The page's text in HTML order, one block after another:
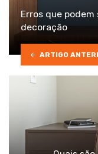
Erros que
decoração
ARTIGO